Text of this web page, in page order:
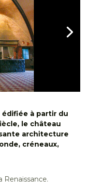
à partir du
le château
architecture
créneaux,
Renaissance.